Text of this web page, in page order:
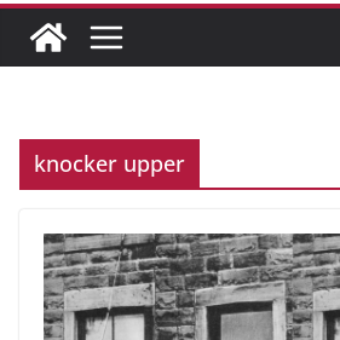
knocker upper